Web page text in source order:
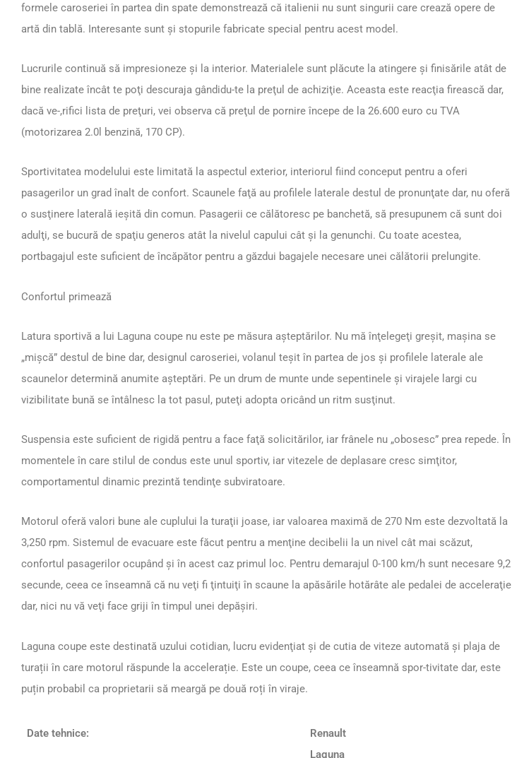
formele caroseriei în partea din spate demonstrează că italienii nu sunt singurii care crează opere de
artă din tablă. Interesante sunt și stopurile fabricate special pentru acest model.
Lucrurile continuă să impresioneze şi la interior. Materialele sunt plăcute la atingere şi finisările atât de
bine realizate încât te poţi descuraja gândidu-te la preţul de achiziţie. Aceasta este reacţia firească dar,
dacă ve-,rifici lista de preţuri, vei observa că preţul de pornire începe de la 26.600 euro cu TVA
(motorizarea 2.0l benzină, 170 CP).
Sportivitatea modelului este limitată la aspectul exterior, interiorul fiind conceput pentru a oferi
pasagerilor un grad înalt de confort. Scaunele faţă au profilele laterale destul de pronunţate dar, nu oferă
o susţinere laterală ieşită din comun. Pasagerii ce călătoresc pe banchetă, să presupunem că sunt doi
adulţi, se bucură de spaţiu generos atât la nivelul capului cât şi la genunchi. Cu toate acestea,
portbagajul este suficient de încăpător pentru a găzdui bagajele necesare unei călătorii prelungite.
Confortul primează
Latura sportivă a lui Laguna coupe nu este pe măsura aşteptărilor. Nu mă înţelegeţi greşit, maşina se
„mişcă” destul de bine dar, designul caroseriei, volanul teşit în partea de jos şi profilele laterale ale
scaunelor determină anumite aşteptări. Pe un drum de munte unde sepentinele şi virajele largi cu
vizibilitate bună se întâlnesc la tot pasul, puteţi adopta oricând un ritm susţinut.
Suspensia este suficient de rigidă pentru a face faţă solicitărilor, iar frânele nu „obosesc” prea repede. În
momentele în care stilul de condus este unul sportiv, iar vitezele de deplasare cresc simţitor,
comportamentul dinamic prezintă tendinţe subviratoare.
Motorul oferă valori bune ale cuplului la turaţii joase, iar valoarea maximă de 270 Nm este dezvoltată la
3,250 rpm. Sistemul de evacuare este făcut pentru a menţine decibelii la un nivel cât mai scăzut,
confortul pasagerilor ocupând şi în acest caz primul loc. Pentru demarajul 0-100 km/h sunt necesare 9,2
secunde, ceea ce înseamnă că nu veţi fi ţintuiţi în scaune la apăsările hotărâte ale pedalei de acceleraţie
dar, nici nu vă veţi face griji în timpul unei depăşiri.
Laguna coupe este destinată uzului cotidian, lucru evidenţiat şi de cutia de viteze automată și plaja de
turații în care motorul răspunde la accelerație. Este un coupe, ceea ce înseamnă spor-tivitate dar, este
puțin probabil ca proprietarii să meargă pe două roți în viraje.
Date tehnice:
Renault
Laguna